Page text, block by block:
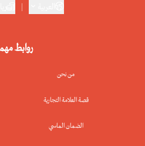
روابط
من نحن
قصة العلامة التجارية
الضمان الماسي
|